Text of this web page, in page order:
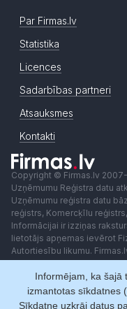
Par Firmas.lv
Statistika
Licences
Sadarbības partneri
Atsauksmes
Kontakti
Copyright © Firmas.lv
Uzņēmumu Reģistra datu
Uzņēmumu reģistra datu
reģistrs, Komercķīlu
Informācijai ir izziņas
lietotājs apņemas ievērot
Autortiesību likumu.
lēmumiem, kas balstīti uz
izmantot jebkādas
piekļuvei sistēmai bez
redaktore: Ingūna Pempere.
Informējam, ka šajā
izmantotas sīkdatnes
Sīkdatne uzkrāj datus